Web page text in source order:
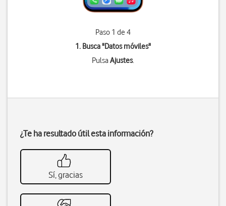
Paso 1 de 4
1. Busca "Datos móviles"
PulsaAjustes.
¿Te ha resultado útil esta información?
Sí, gracias